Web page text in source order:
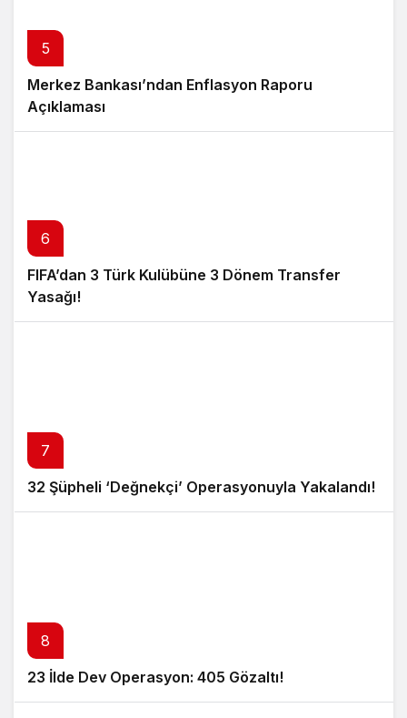
5
Merkez Bankası’ndan Enflasyon Raporu
Açıklaması
6
FIFA’dan 3 Türk Kulübüne 3 Dönem Transfer
Yasağı!
7
32 Şüpheli ‘Değnekçi’ Operasyonuyla Yakalandı!
8
23 İlde Dev Operasyon: 405 Gözaltı!